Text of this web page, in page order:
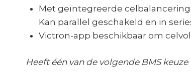
Met geïntegreerde celbalancering;
Kan parallel geschakeld en in
Victron-app beschikbaar om
Heeft één van de volgende BMS